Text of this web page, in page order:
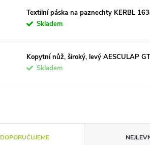
Textilní páska na paznechty KERBL
Skladem
Kopytní nůž, široký, levý AESCULAP
Skladem
DOPORUČUJEME